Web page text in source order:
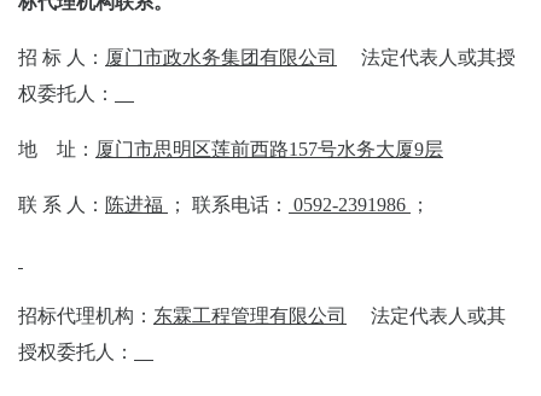
招 标 人： 厦门市政水务集团有限公司
法定代表人或其授
权委托人：
地 址： 厦门市思明区莲前西路1 57号水务大厦9层
联 系 人： 陈进福 ； 联系电话： 0592-2391986 ；
招标代理机构 ： 东霖工程管理有限公司
法定代表人或其
授权委托人：